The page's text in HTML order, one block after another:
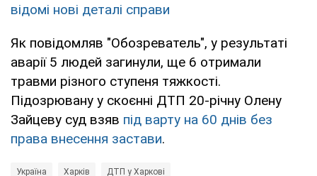
відомі нові деталі справи
Як повідомляв "Обозреватель", у результаті
аварії 5 людей загинули, ще 6 отримали
травми різного ступеня тяжкості.
Підозрювану у скоєнні ДТП 20-річну Олену
Зайцеву суд взяв під варту на 60 днів без
права внесення застави.
Україна Харків ДТП у Харкові